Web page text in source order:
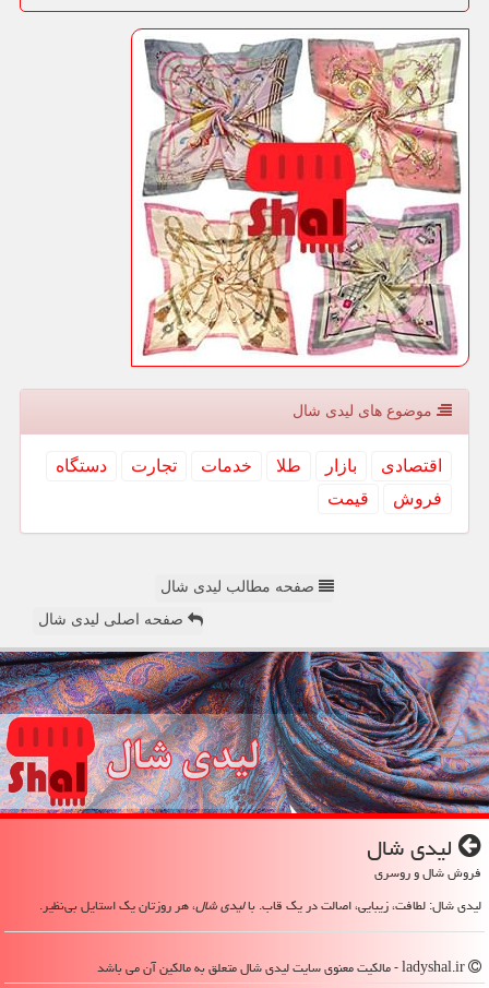
موضوع های لیدی شال
اقتصادی بازار طلا خدمات تجارت
دستگاه
فروش
قیمت
صفحه مطالب لیدی شال
صفحه اصلی لیدی شال
لیدی شال
فروش شال و روسری
لیدی شال: لطافت، زیبایی، اصالت در یک قاب. بالیدی شال، هر روزتان یک استایل بی‌نظیر.